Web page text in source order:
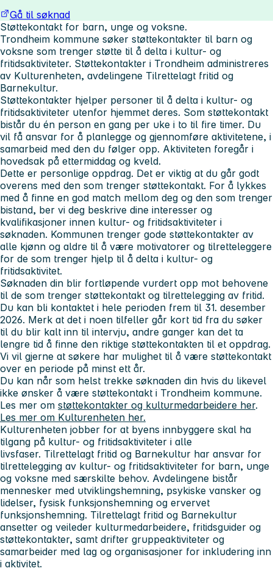
Gå til søknad
Støttekontakt for barn, unge og voksne.
Trondheim kommune søker støttekontakter til barn og
voksne som trenger støtte til å delta i kultur- og
fritidsaktiviteter. Støttekontakter i Trondheim administreres
av Kulturenheten, avdelingene Tilrettelagt fritid og
Barnekultur.
Støttekontakter hjelper personer til å delta i kultur- og
fritidsaktiviteter utenfor hjemmet deres. Som støttekontakt
bistår du én person en gang per uke i to til fire timer. Du
vil få ansvar for å planlegge og gjennomføre aktivitetene, i
samarbeid med den du følger opp. Aktiviteten foregår i
hovedsak på ettermiddag og kveld.
Dette er personlige oppdrag. Det er viktig at du går godt
overens med den som trenger støttekontakt. For å lykkes
med å finne en god match mellom deg og den som trenger
bistand, ber vi deg beskrive dine interesser og
kvalifikasjoner innen kultur- og fritidsaktiviteter i
søknaden. Kommunen trenger gode støttekontakter av
alle kjønn og aldre til å være motivatorer og tilretteleggere
for de som trenger hjelp til å delta i kultur- og
fritidsaktivitet.
Søknaden din blir fortløpende vurdert opp mot behovene
til de som trenger støttekontakt og tilrettelegging av fritid.
Du kan bli kontaktet i hele perioden frem til 31. desember
2026. Merk at det i noen tilfeller går kort tid fra du søker
til du blir kalt inn til intervju, andre ganger kan det ta
lengre tid å finne den riktige støttekontakten til et oppdrag.
Vi vil gjerne at søkere har mulighet til å være støttekontakt
over en periode på minst ett år.
Du kan når som helst trekke søknaden din hvis du likevel
ikke ønsker å være støttekontakt i Trondheim kommune.
Les mer om støttekontakter og kulturmedarbeidere her.
Les mer om Kulturenheten her.
Kulturenheten jobber for at byens innbyggere skal ha
tilgang på kultur- og fritidsaktiviteter i alle
livsfaser. Tilrettelagt fritid og Barnekultur har ansvar for
tilrettelegging av kultur- og fritidsaktiviteter for barn, unge
og voksne med særskilte behov. Avdelingene bistår
mennesker med utviklingshemning, psykiske vansker og
lidelser, fysisk funksjonshemning og ervervet
funksjonshemning. Tilrettelagt fritid og Barnekultur
ansetter og veileder kulturmedarbeidere, fritidsguider og
støttekontakter, samt drifter gruppeaktiviteter og
samarbeider med lag og organisasjoner for inkludering inn
i aktivitet.